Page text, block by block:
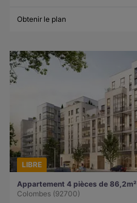
Obtenir le plan
LIBRE
Appartement 4 pièces de 86,2m²
Colombes (92700)